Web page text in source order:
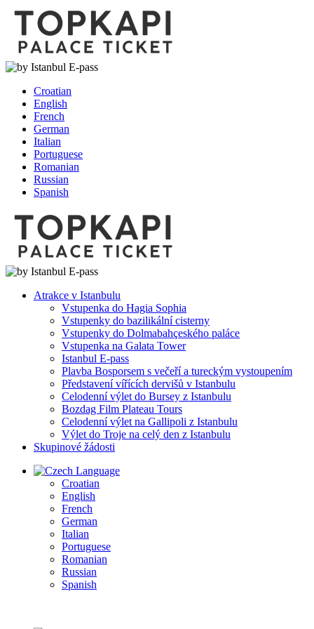
Croatian
English
French
German
Italian
Portuguese
Romanian
Russian
Spanish
Atrakce v Istanbulu
Vstupenka do Hagia Sophia
Vstupenky do bazilikální cisterny
Vstupenky do Dolmabahçeského paláce
Vstupenka na Galata Tower
Istanbul E-pass
Plavba Bosporsem s večeří a tureckým vystoupením
Představení vířících dervišů v Istanbulu
Celodenní výlet do Bursey z Istanbulu
Bozdag Film Plateau Tours
Celodenní výlet na Gallipoli z Istanbulu
Výlet do Troje na celý den z Istanbulu
Skupinové žádosti
Language
Croatian
English
French
German
Italian
Portuguese
Romanian
Russian
Spanish